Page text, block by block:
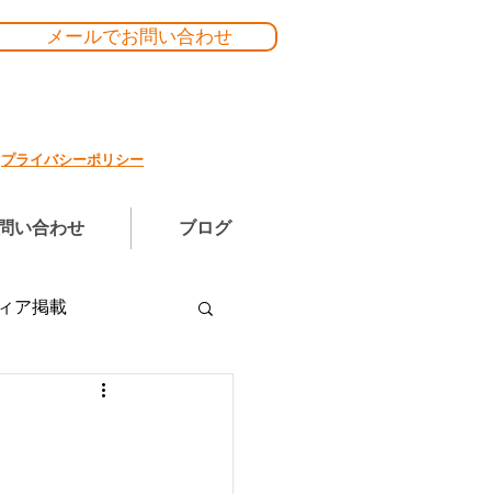
メールでお問い合わせ
プライバシーポリシー
い合わせ ブログ
ア掲載